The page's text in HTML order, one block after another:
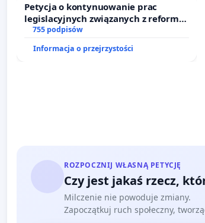
Petycja o kontynuowanie prac
legislacyjnych związanych z reformą
prawa rodzinnego
755 podpisów
Informacja o przejrzystości
ROZPOCZNIJ WŁASNĄ PETYCJĘ
Czy jest jakaś rzecz,
Milczenie nie powoduje zmiany.
Zapoczątkuj ruch społeczny,